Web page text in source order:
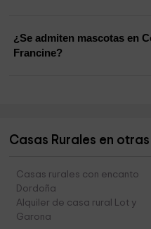
¿Se admiten mascotas en
Francine?
Casas Rurales en
Casas rurales con encanto
Dordoña
Alquiler de casa rural Lot y
Garona